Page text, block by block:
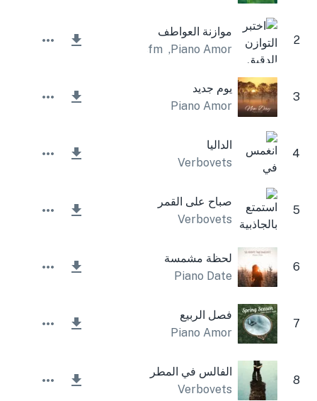
2
موازنة العواطف
Piano Amor
,
Lesfm
3
يوم جديد
Piano Amor
4
الداليا
Verbovets
5
صباح على القمر
Verbovets
6
لحظة مشمسة
Piano Date
7
فصل الربيع
Piano Amor
8
الفالس في المطر
Verbovets